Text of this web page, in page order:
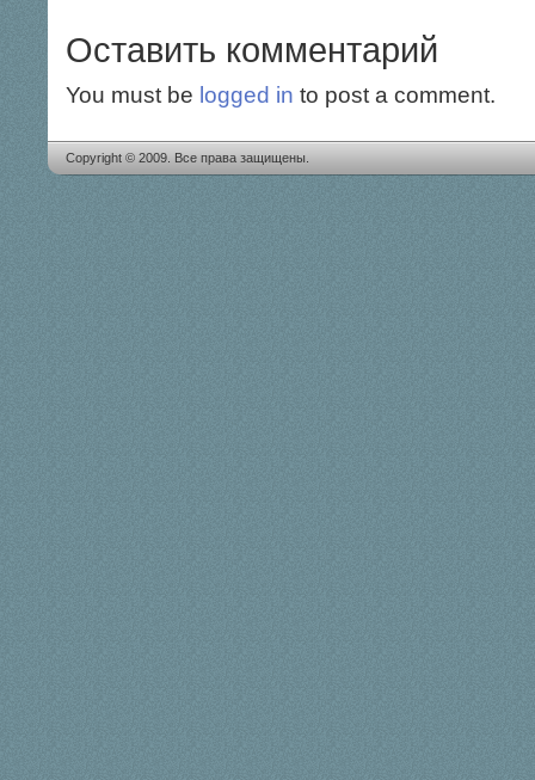
Оставить комментарий
You must be logged in to post a comment.
Copyright © 2009. Все права защищены.